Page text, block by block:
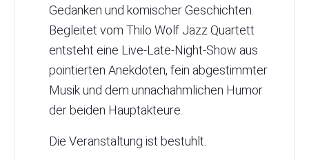
Gedanken und komischer Geschichten.
Begleitet vom Thilo Wolf Jazz Quartett
entsteht eine Live-Late-Night-Show aus
pointierten Anekdoten, fein abgestimmter
Musik und dem unnachahmlichen Humor
der beiden Hauptakteure.
Die Veranstaltung ist bestuhlt.